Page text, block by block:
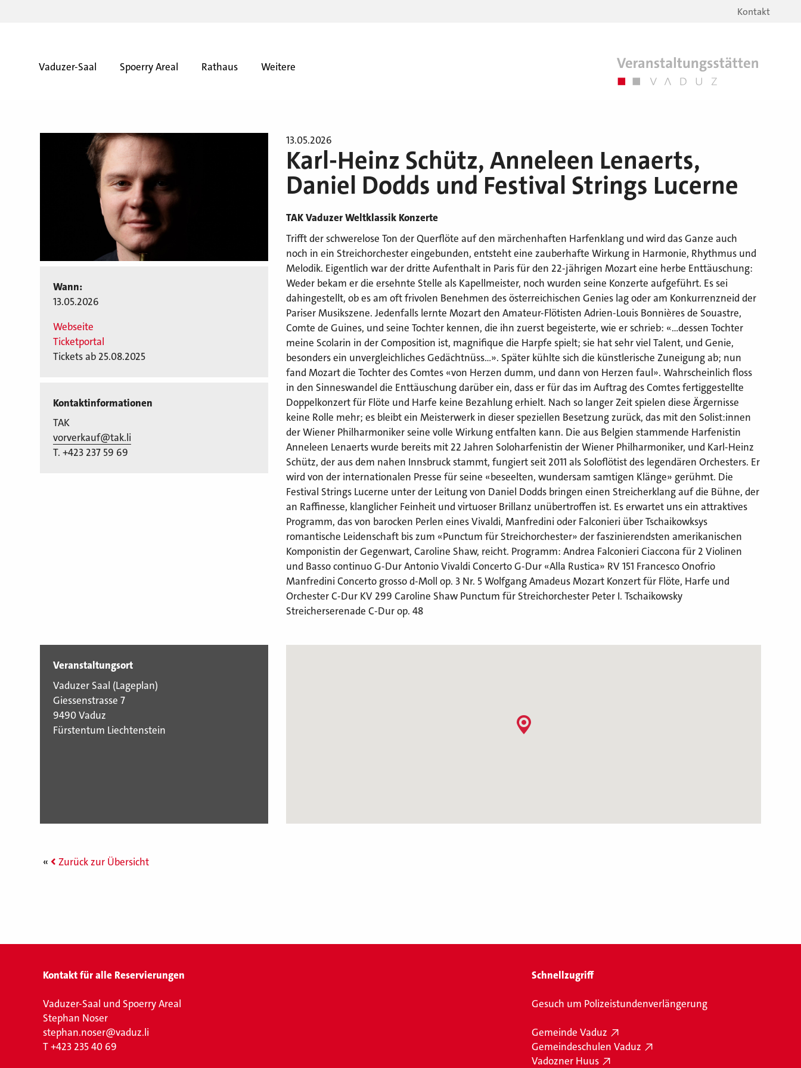
Kontakt
Vaduzer-Saal Spoerry Areal Rathaus Weitere
Wann:
13.05.2026
Webseite
Ticketportal
Tickets ab 25.08.2025
Kontaktinformationen
TAK
vorverkauf@tak.li
T. +423 237 59 69
13.05.2026
Karl-Heinz Schütz, Anneleen Lenaerts,
Daniel Dodds und Festival Strings Lucerne
TAK Vaduzer Weltklassik Konzerte
Trifft der schwerelose Ton der Querflöte auf den märchenhaften Harfenklang und wird das Ganze auch
noch in ein Streichorchester eingebunden, entsteht eine zauberhafte Wirkung in Harmonie, Rhythmus und
Melodik. Eigentlich war der dritte Aufenthalt in Paris für den 22-jährigen Mozart eine herbe Enttäuschung:
Weder bekam er die ersehnte Stelle als Kapellmeister, noch wurden seine Konzerte aufgeführt. Es sei
dahingestellt, ob es am oft frivolen Benehmen des österreichischen Genies lag oder am Konkurrenzneid der
Pariser Musikszene. Jedenfalls lernte Mozart den Amateur-Flötisten Adrien-Louis Bonnières de Souastre,
Comte de Guines, und seine Tochter kennen, die ihn zuerst begeisterte, wie er schrieb: «…dessen Tochter
meine Scolarin in der Composition ist, magnifique die Harpfe spielt; sie hat sehr viel Talent, und Genie,
besonders ein unvergleichliches Gedächtnüss…». Später kühlte sich die künstlerische Zuneigung ab; nun
fand Mozart die Tochter des Comtes «von Herzen dumm, und dann von Herzen faul». Wahrscheinlich floss
in den Sinneswandel die Enttäuschung darüber ein, dass er für das im Auftrag des Comtes fertiggestellte
Doppelkonzert für Flöte und Harfe keine Bezahlung erhielt. Nach so langer Zeit spielen diese Ärgernisse
keine Rolle mehr; es bleibt ein Meisterwerk in dieser speziellen Besetzung zurück, das mit den Solist:innen
der Wiener Philharmoniker seine volle Wirkung entfalten kann. Die aus Belgien stammende Harfenistin
Anneleen Lenaerts wurde bereits mit 22 Jahren Soloharfenistin der Wiener Philharmoniker, und Karl-Heinz
Schütz, der aus dem nahen Innsbruck stammt, fungiert seit 2011 als Soloflötist des legendären Orchesters. Er
wird von der internationalen Presse für seine «beseelten, wundersam samtigen Klänge» gerühmt. Die
Festival Strings Lucerne unter der Leitung von Daniel Dodds bringen einen Streicherklang auf die Bühne, der
an Raffinesse, klanglicher Feinheit und virtuoser Brillanz unübertroffen ist. Es erwartet uns ein attraktives
Programm, das von barocken Perlen eines Vivaldi, Manfredini oder Falconieri über Tschaikowksys
romantische Leidenschaft bis zum «Punctum für Streichorchester» der faszinierendsten amerikanischen
Komponistin der Gegenwart, Caroline Shaw, reicht. Programm: Andrea Falconieri Ciaccona für 2 Violinen
und Basso continuo G-Dur Antonio Vivaldi Concerto G-Dur «Alla Rustica» RV 151 Francesco Onofrio
Manfredini Concerto grosso d-Moll op. 3 Nr. 5 Wolfgang Amadeus Mozart Konzert für Flöte, Harfe und
Orchester C-Dur KV 299 Caroline Shaw Punctum für Streichorchester Peter I. Tschaikowsky
Streicherserenade C-Dur op. 48
Veranstaltungsort
Vaduzer Saal (Lageplan)
Giessenstrasse 7
9490 Vaduz
Fürstentum Liechtenstein
Zurück zur Übersicht
Kontakt für alle Reservierungen
Vaduzer-Saal und Spoerry Areal
Stephan Noser
stephan.noser@vaduz.li
T+423 235 40 69
Schnellzugriff
Gesuch um Polizeistundenverlängerung
Gemeinde Vaduz
Gemeindeschulen Vaduz
Vadozner Huus